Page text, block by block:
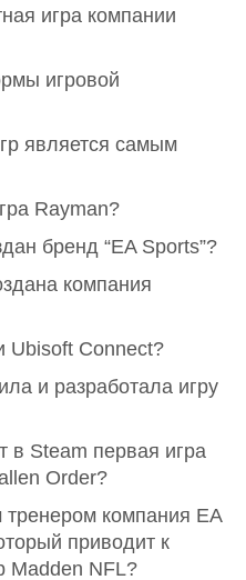
игра компании
игровой
является самым
Rayman?
бренд “EA Sports”?
компания
Ubisoft Connect?
и разработала игру
в Steam первая игра
Order?
компания EA
приводит к
Madden NFL?